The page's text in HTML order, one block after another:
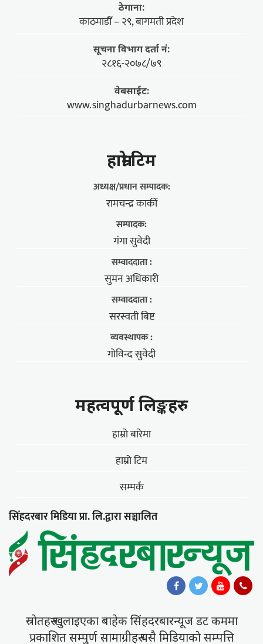
ठेगाना:
काठमाडौँ – २९, बागमती प्रदेश
सूचना विभाग दर्ता नं:
२८१६-२०७८/७९
वेबसाईट:
www.singhadurbarnews.com
हाम्राे टिम
अध्यक्ष/प्रधान सम्पादक:
रामचन्द्र कार्की
सम्पादक:
गंगा सुवेदी
सम्वाददाता :
सुमन अधिकारी
सम्वाददाता :
सरस्वती बिष्ट
व्यवस्थापक :
गोविन्द सुवेदी
महत्वपूर्ण लिङ्कहरु
हाम्राे बारेमा
हाम्राे टिम
सम्पर्क
सिंहदरबार मिडिया प्रा. लि.द्वारा सञ्चालित
स्राेतहरु खुलाइएका बाहेक सिंहदरबारन्यूज डट कममा
प्रकाशित सम्पुर्ण सामाग्रीहरु यसै मिडियाकाे सम्पत्ति